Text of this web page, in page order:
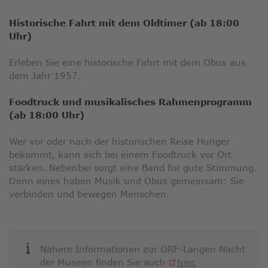
Historische Fahrt mit dem Oldtimer (ab 18:00
Uhr)
Erleben Sie eine historische Fahrt mit dem Obus aus
dem Jahr 1957.
Foodtruck und musikalisches Rahmenprogramm
(ab 18:00 Uhr)
Wer vor oder nach der historischen Reise Hunger
bekommt, kann sich bei einem Foodtruck vor Ort
stärken. Nebenbei sorgt eine Band für gute Stimmung.
Denn eines haben Musik und Obus gemeinsam: Sie
verbinden und bewegen Menschen.
Nähere Informationen zur ORF-Langen Nacht
der Museen finden Sie auch
hier.